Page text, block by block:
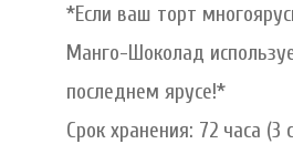
*Если ваш торт
Манго-Шоколад
последнем ярусе!*
Срок хранения: 72 часа (3